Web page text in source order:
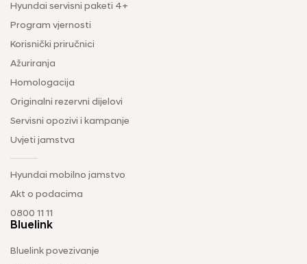
Hyundai servisni paketi 4+
Program vjernosti
Korisnički priručnici
Ažuriranja
Homologacija
Originalni rezervni dijelovi
Servisni opozivi i kampanje
Uvjeti jamstva
Hyundai mobilno jamstvo
Akt o podacima
0800 11 11
Bluelink
Bluelink povezivanje